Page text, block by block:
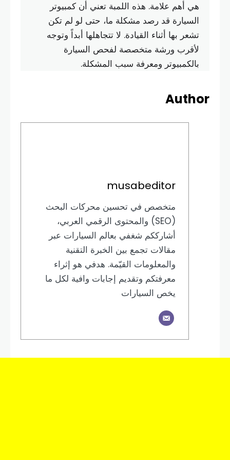
هي أهم علامة. هذه اللمبة تعني أن كمبيوتر
السيارة قد رصد مشكلة ما، حتى لو لم تكن
تشعر بها أثناء القيادة. لا تتجاهلها أبداً وتوجه
لأقرب ورشة متخصصة لفحص السيارة
بالكمبيوتر ومعرفة سبب المشكلة.
Author
musabeditor
متخصص في تحسين محركات البحث
(SEO) والمحتوى الرقمي العربي،
أشارككم شغفي بعالم السيارات عبر
مقالات تجمع بين الخبرة التقنية
والمعلومات القيّمة. هدفي هو إثراء
معرفتكم وتقديم إجابات وافية لكل ما
يخص السيارات